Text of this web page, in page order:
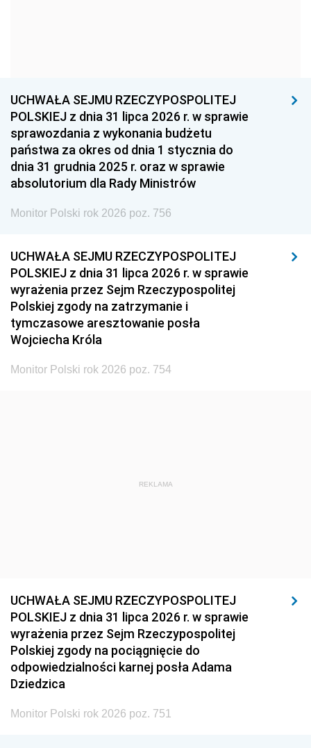
1939 1938 1937
1936 1930
UCHWAŁA SEJMU RZECZYPOSPOLITEJ
POLSKIEJ z dnia 31 lipca 2026 r. w sprawie
sprawozdania z wykonania budżetu
państwa za okres od dnia 1 stycznia do
dnia 31 grudnia 2025 r. oraz w sprawie
absolutorium dla Rady Ministrów
Monitor Polski rok 2026 poz. 756
UCHWAŁA SEJMU RZECZYPOSPOLITEJ
POLSKIEJ z dnia 31 lipca 2026 r. w sprawie
wyrażenia przez Sejm Rzeczypospolitej
Polskiej zgody na zatrzymanie i
tymczasowe aresztowanie posła
Wojciecha Króla
Monitor Polski rok 2026 poz. 754
REKLAMA
UCHWAŁA SEJMU RZECZYPOSPOLITEJ
POLSKIEJ z dnia 31 lipca 2026 r. w sprawie
wyrażenia przez Sejm Rzeczypospolitej
Polskiej zgody na pociągnięcie do
odpowiedzialności karnej posła Adama
Dziedzica
Monitor Polski rok 2026 poz. 751